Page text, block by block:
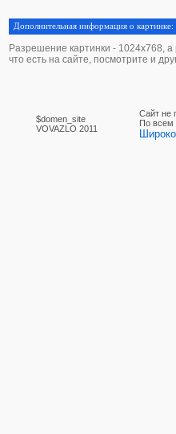
Дополнительная информация о картинке:
Разрешение картинки - 1024х768,
что есть на сайте, посмотрите и
$domen_site
VOVAZLO 2011
Сайт не
По вcем